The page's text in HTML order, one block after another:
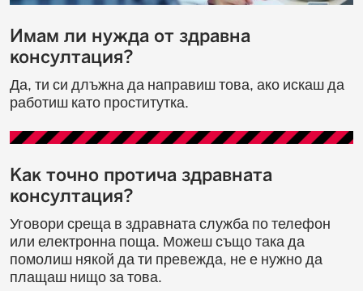
Имам ли нужда от здравна
консултация?
Да, ти си длъжна да направиш това, ако искаш да
работиш като проститутка.
Как точно протича здравната
консултация?
Уговори среща в здравната служба по телефон
или електронна поща. Можеш също така да
помолиш някой да ти превежда, не е нужно да
плащаш нищо за това.